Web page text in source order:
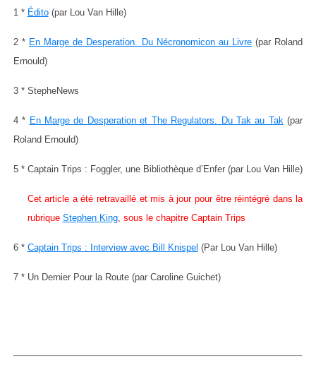
1 * Édito(par Lou Van Hille)
2 * En Marge de Desperation. Du Nécronomicon au Livre (par Roland
Ernould)
3 * StepheNews
4 * En Marge de Desperation et The Regulators. Du Tak au Tak(par
Roland Ernould)
5 * Captain Trips : Foggler, une Bibliothèque d’Enfer (par Lou Van Hille)
Cet article a été retravaillé et mis à jour pour être réintégré dans la
rubrique Stephen King, sous le chapitre Captain Trips
6 * Captain Trips : Interview avec Bill Knispel (Par Lou Van Hille)
7 * Un Dernier Pour la Route (par Caroline Guichet)